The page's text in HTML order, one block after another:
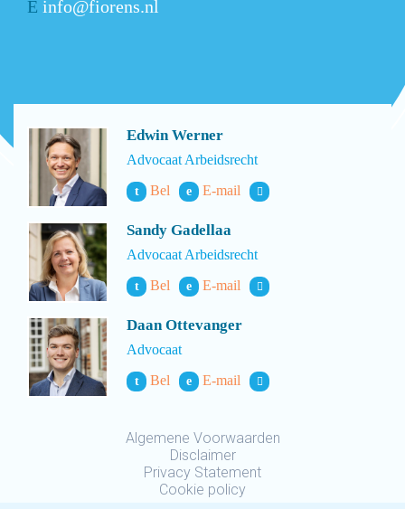
E info@fiorens.nl
Edwin Werner
Advocaat Arbeidsrecht
t Bel e E-mail
Sandy Gadellaa
Advocaat Arbeidsrecht
t Bel e E-mail
Daan Ottevanger
Advocaat
t Bel e E-mail
Algemene Voorwaarden
Disclaimer
Privacy Statement
Cookie policy